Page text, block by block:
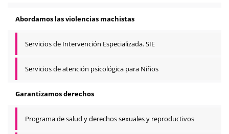
Abordamos las violencias machistas
Servicios de Intervención Especializada. SIE
Servicios de atención psicológica para Niños
Garantizamos derechos
Programa de salud y derechos sexuales y reproductivos